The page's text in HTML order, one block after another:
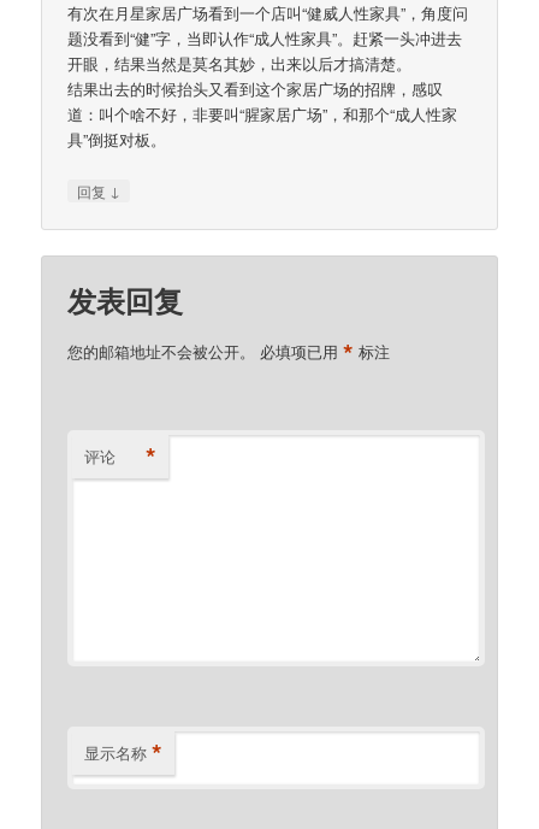
有次在月星家居广场看到一个店叫“健威人性家具”，角度问
题没看到“健”字，当即认作“成人性家具”。赶紧一头冲进去
开眼，结果当然是莫名其妙，出来以后才搞清楚。
结果出去的时候抬头又看到这个家居广场的招牌，感叹
道：叫个啥不好，非要叫“腥家居广场”，和那个“成人性家
具”倒挺对板。
回复 ↓
发表回复
您的邮箱地址不会被公开。 必填项已用* 标注
评论 *
显示名称 *